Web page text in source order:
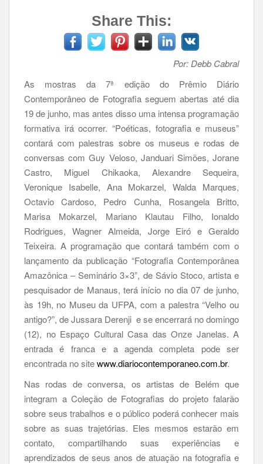
Share This:
Por: Debb Cabral
As mostras da 7ª edição do Prêmio Diário
Contemporâneo de Fotografia seguem abertas até dia
19 de junho, mas antes disso uma intensa programação
formativa irá ocorrer. “Poéticas, fotografia e museus”
contará com palestras sobre os museus e rodas de
conversas com Guy Veloso, Janduari Simões, Jorane
Castro, Miguel Chikaoka, Alexandre Sequeira,
Veronique Isabelle, Ana Mokarzel, Walda Marques,
Octavio Cardoso, Pedro Cunha, Rosangela Britto,
Marisa Mokarzel, Mariano Klautau Filho, Ionaldo
Rodrigues, Wagner Almeida, Jorge Eiró e Geraldo
Teixeira. A programação que contará também com o
lançamento da publicação “Fotografia Contemporânea
Amazônica – Seminário 3×3”, de Sávio Stoco, artista e
pesquisador de Manaus, terá início no dia 07 de junho,
às 19h, no Museu da UFPA, com a palestra “Velho ou
antigo?”, de Jussara Derenji e se encerrará no domingo
(12), no Espaço Cultural Casa das Onze Janelas. A
entrada é franca e a agenda completa pode ser
encontrada no sitewww.diariocontemporaneo.com.br.
Nas rodas de conversa, os artistas de Belém que
integram a Coleção de Fotografias do projeto falarão
sobre seus trabalhos e o público poderá conhecer mais
sobre as suas trajetórias. Eles mesmos estarão em
contato, compartilhando suas experiências e
aprendizados de seus anos de atuação na fotografia e